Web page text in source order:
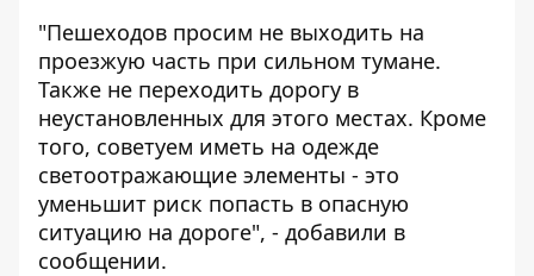
"Пешеходов просим не выходить на
проезжую часть при сильном тумане.
Также не переходить дорогу в
неустановленных для этого местах. Кроме
того, советуем иметь на одежде
светоотражающие элементы - это
уменьшит риск попасть в опасную
ситуацию на дороге", - добавили в
сообщении.